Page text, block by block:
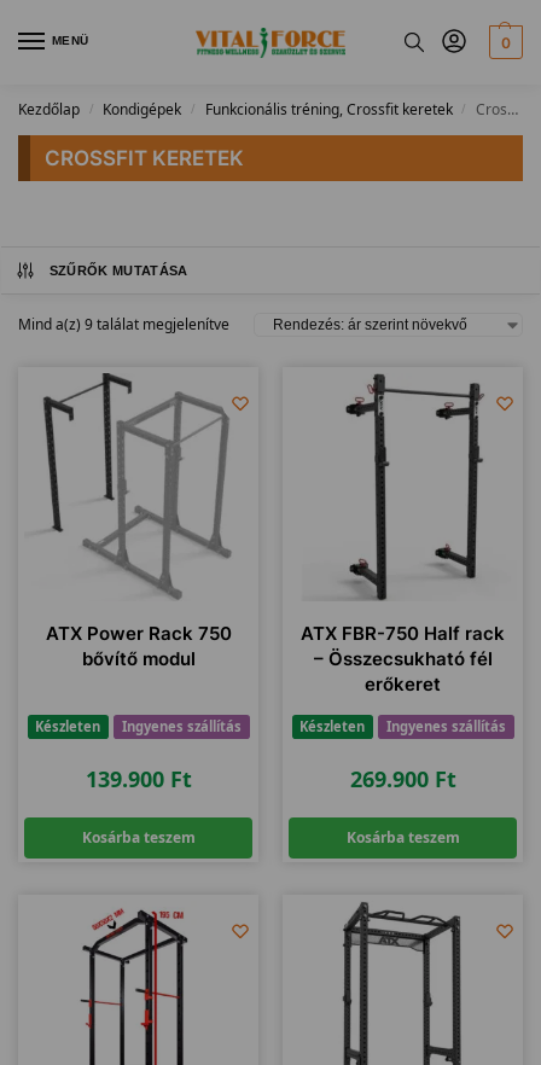
MENÜ 0
Kezdőlap / Kondigépek / Funkcionális tréning, Crossfit keretek / Crossfit keretek
CROSSFIT KERETEK
SZŰRŐK MUTATÁSA
Mind a(z) 9 találat megjelenítve
ATX Power Rack 750
bővítő modul
Készleten Ingyenes szállítás
139.900 Ft
Kosárba teszem
ATX FBR-750 Half rack
– Összecsukható fél
erőkeret
Készleten Ingyenes szállítás
269.900 Ft
Kosárba teszem